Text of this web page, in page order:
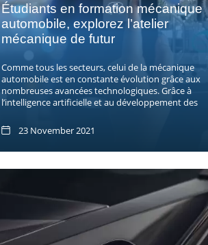
Étudiants en formation mécanique
automobile, explorez l’atelier
mécanique de futur
Comme tous les secteurs, celui de la mécanique
automobile est en constante évolution grâce aux
nombreuses avancées technologiques. Grâce à
l’intelligence artificielle et au développement des
23 November 2021